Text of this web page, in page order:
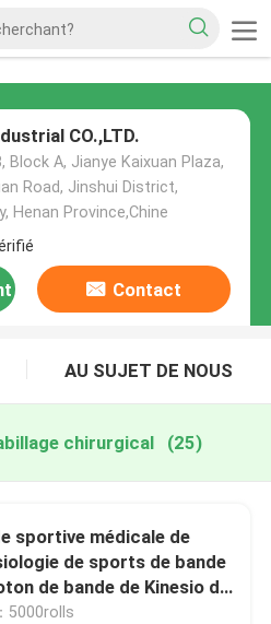
CO.,LTD.
Block A, Jianye Kaixuan Plaza,
Road, Jinshui District,
Henan Province,Chine
Contact
AU SUJET DE NOUS
chirurgical (25)
sportive médicale de
de sports de bande
de bande de Kinesio de
5000rolls